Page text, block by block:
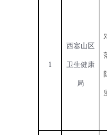
1
西塞山区
卫生健康
局